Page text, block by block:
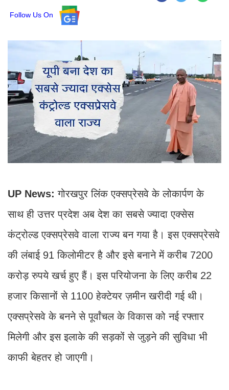
Follow Us On
UP News: गोरखपुर लिंक एक्सप्रेसवे के लोकार्पण के
साथ ही उत्तर प्रदेश अब देश का सबसे ज्यादा एक्सेस
कंट्रोल्ड एक्सप्रेसवे वाला राज्य बन गया है। इस एक्सप्रेसवे
की लंबाई 91 किलोमीटर है और इसे बनाने में करीब 7200
करोड़ रुपये खर्च हुए हैं। इस परियोजना के लिए करीब 22
हजार किसानों से 1100 हेक्टेयर ज़मीन खरीदी गई थी।
एक्सप्रेसवे के बनने से पूर्वांचल के विकास को नई रफ्तार
मिलेगी और इस इलाके की सड़कों से जुड़ने की सुविधा भी
काफी बेहतर हो जाएगी।